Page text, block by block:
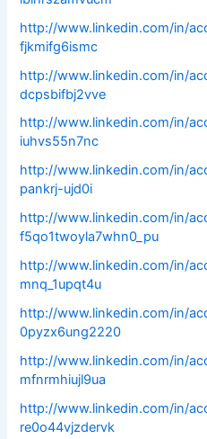
http://www.linkedin.com/in/
fjkmifg6ismc
http://www.linkedin.com/in/
dcpsbifbj2vve
http://www.linkedin.com/in/
iuhvs55n7nc
http://www.linkedin.com/in/
pankrj-ujd0i
http://www.linkedin.com/in/
f5qo1twoyla7whn0_pu
http://www.linkedin.com/in/
mnq_1upqt4u
http://www.linkedin.com/in/
0pyzx6ung2220
http://www.linkedin.com/in/
mfnrmhiujl9ua
http://www.linkedin.com/in/
re0o44vjzdervk